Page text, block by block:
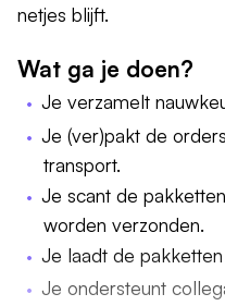
netjes blijft.
Wat ga je doen?
Je verzamelt
Je (ver)pakt de
transport.
Je scant de
worden verzonden.
Je laadt de
Je ondersteunt